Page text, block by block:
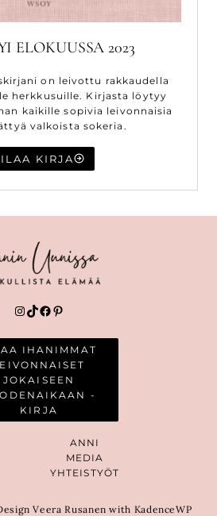
ELOKUUSSA 2023
on leivottu rakkaudella
herkkusuille. Kirjasta löytyy
kaikille sopivia leivonnaisia
valkoista sokeria.
KIRJA
Instagram
TikTok
Facebook
Pinterest
IHANIMMAT
JOKAISEEN
-
KIRJA
ANNI
MEDIA
YHTEISTYÖT
Veera Rusanen with KadenceWP